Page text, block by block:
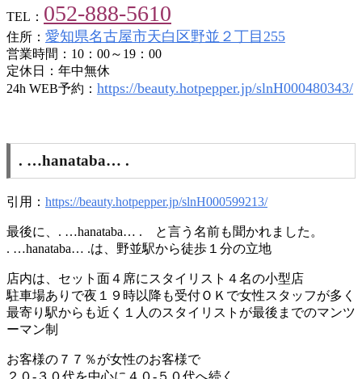
TEL： 052-888-5610
住所： 愛知県名古屋市天白区野並２丁目255
営業時間：10：00～19：00
定休日：年中無休
24h WEB予約： https://beauty.hotpepper.jp/slnH000480343/
. …hanataba… .
引用： https://beauty.hotpepper.jp/slnH000599213/
最後に、. …hanataba… . と言う名前も聞かれました。
. …hanataba… .は、野並駅から徒歩１分の立地
店内は、セット面４席にスタイリスト４名の小型店
駐車場ありで夜１９時以降も受付ＯＫで女性スタッフが多く
最寄り駅からも近く１人のスタイリストが最後までのマンツ
ーマン制
お客様の７７％が女性のお客様で
２０-３０代を中心に４０-５０代へ続く